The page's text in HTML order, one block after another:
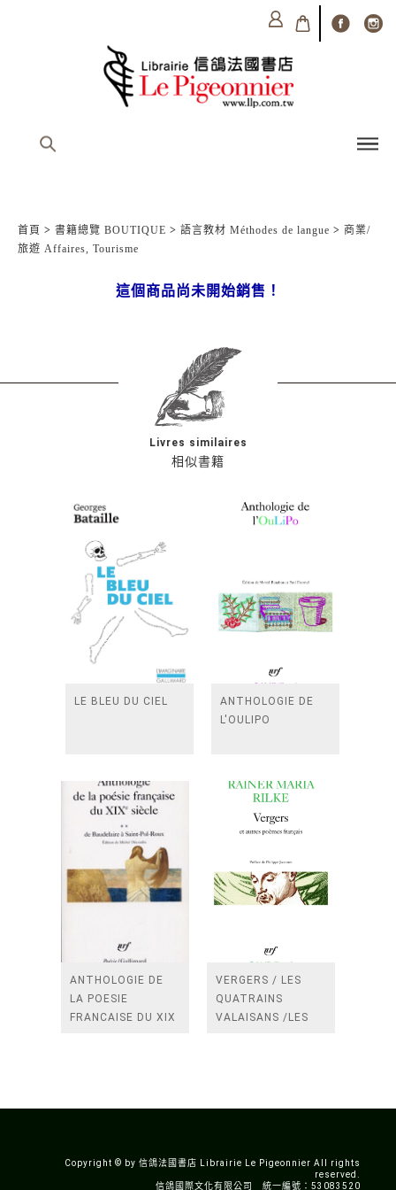
首頁 > 書籍總覽 BOUTIQUE > 語言教材 Méthodes de langue > 商業/
旅遊 Affaires, Tourisme
這個商品尚未開始銷售！
相似書籍
Livres similaires
LE BLEU DU CIEL
ANTHOLOGIE DE
L'OULIPO
ANTHOLOGIE DE
LA POESIE
FRANCAISE DU XIX
VERGERS / LES
QUATRAINS
VALAISANS /LES
Copyright © by 信鴿法國書店 Librairie Le Pigeonnier All rights
reserved.
信鴿國際文化有限公司 統一編號：53083520